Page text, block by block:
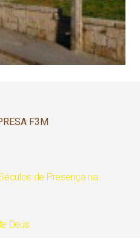
F3M
de Presença na
Deus